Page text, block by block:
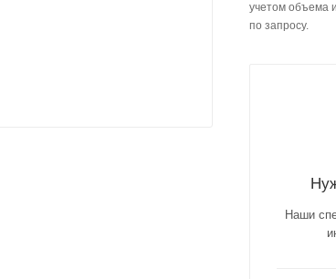
учетом объема
по запросу.
Наши